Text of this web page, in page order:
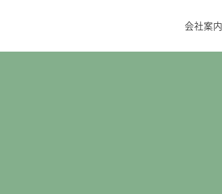
会社案内